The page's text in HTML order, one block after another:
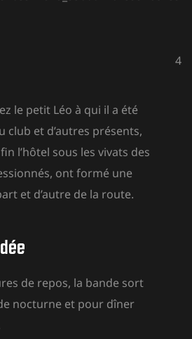
le petit Léo à qui il a été
et d’autres présents,
l’hôtel sous les vivats des
ont formé une
et d’autre de la route.
de repos, la bande sort
nocturne et pour dîner